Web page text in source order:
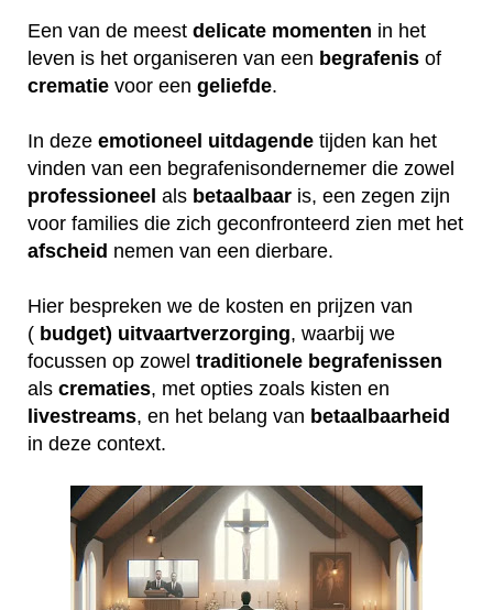
Een van de meest delicate momenten in het
leven is het organiseren van een begrafenis of
crematie voor een geliefde.
In deze emotioneel uitdagende tijden kan het
vinden van een begrafenisondernemer die zowel
professioneel als betaalbaar is, een zegen zijn
voor families die zich geconfronteerd zien met het
afscheid nemen van een dierbare.
Hier bespreken we de kosten en prijzen van
( budget) uitvaartverzorging, waarbij we
focussen op zowel traditionele begrafenissen
als crematies, met opties zoals kisten en
livestreams, en het belang van betaalbaarheid
in deze context.